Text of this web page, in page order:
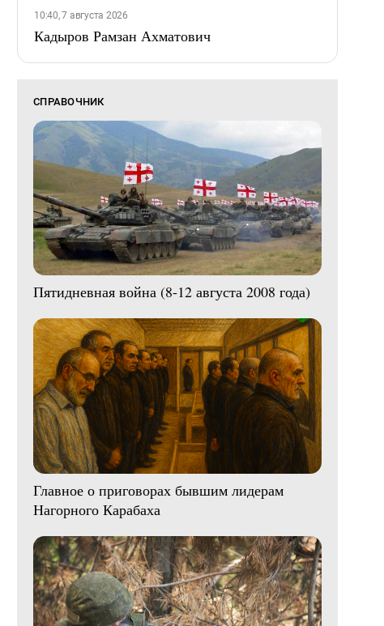
10:40, 7 августа 2026
Кадыров Рамзан Ахматович
СПРАВОЧНИК
Пятидневная война (8-12 августа 2008 года)
Главное о приговорах бывшим лидерам
Нагорного Карабаха